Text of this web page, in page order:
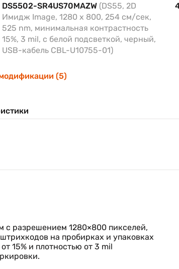
DS5502-SR4US70MAZW (DS55, 2D
Имидж Image, 1280 x 800, 254 см/сек,
525 nm, минимальная контрастность
15%, 3 mil, с белой подсветкой, черный,
USB-кабель CBL-U10755-01)
(5)
с разрешением 1280×800 пикселей,
на пробирках и упаковках
15% и плотностью от 3 mil